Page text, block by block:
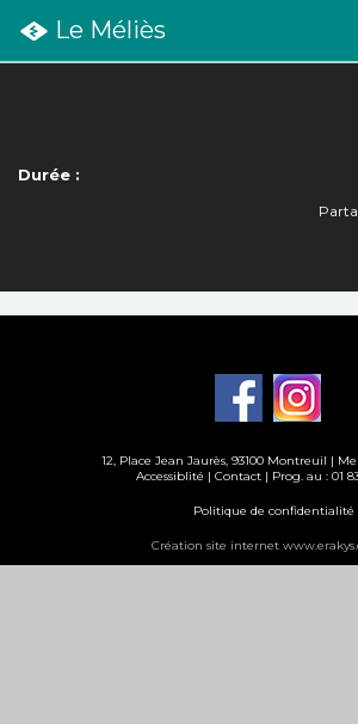
Le Méliès
Durée :
12, Place Jean Jaurès, 93100 Montreuil |
Accessiblité | Contact| Prog. au : 01
Politique de confidentialité
Création site internet